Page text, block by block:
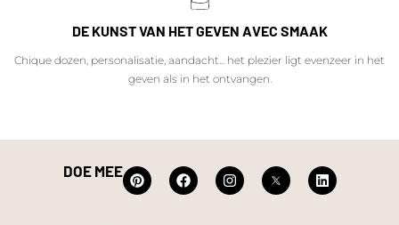
DE KUNST VAN HET GEVEN AVEC SMAAK
Chique dozen, personalisatie, aandacht... het plezier ligt evenzeer in het
geven als in het ontvangen.
DOE MEE